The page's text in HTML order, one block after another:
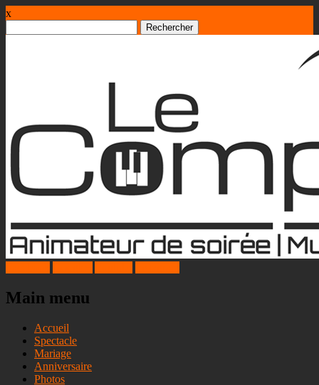
x
Main menu
Skip
content
Accueil
Spectacle
Mariage
Anniversaire
Photos